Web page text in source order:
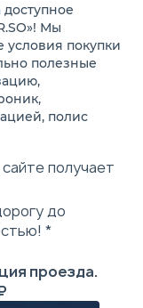
Мы
покупки
полезные
полис
получает
до
*
проезда.